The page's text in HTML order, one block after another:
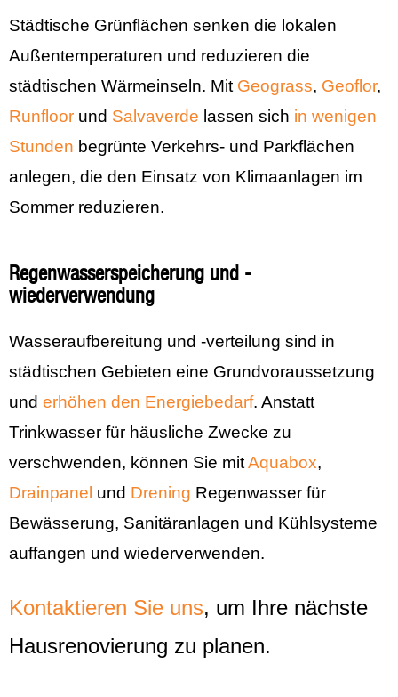
Städtische Grünflächen senken die lokalen
Außentemperaturen und reduzieren die
städtischen Wärmeinseln. Mit Geograss, Geoflor,
Runfloor und Salvaverde lassen sich in wenigen
Stunden begrünte Verkehrs- und Parkflächen
anlegen, die den Einsatz von Klimaanlagen im
Sommer reduzieren.
Regenwasserspeicherung und -
wiederverwendung
Wasseraufbereitung und -verteilung sind in
städtischen Gebieten eine Grundvoraussetzung
und erhöhen den Energiebedarf. Anstatt
Trinkwasser für häusliche Zwecke zu
verschwenden, können Sie mitAquabox,
Drainpanel und Drening Regenwasser für
Bewässerung, Sanitäranlagen und Kühlsysteme
auffangen und wiederverwenden.
Kontaktieren Sie uns, um Ihre nächste
Hausrenovierung zu planen.